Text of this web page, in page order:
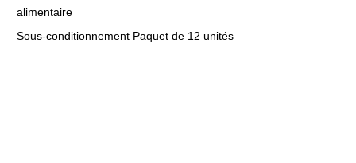
alimentaire
Sous-conditionnement Paquet de 12 unités